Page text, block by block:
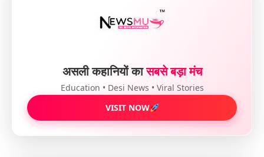
असली कहानियों कासबसे बड़ा मंच
Education • Desi News • Viral Stories
VISIT NOW